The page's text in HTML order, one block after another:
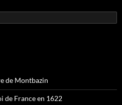
de Montbazin
de France en 1622